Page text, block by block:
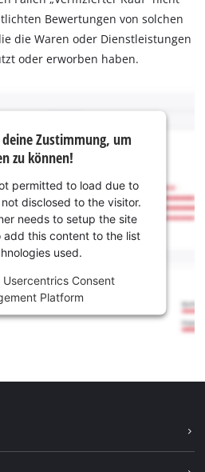
Bewertungen von solchen
die Waren oder Dienstleistungen
oder erworben haben.
Zustimmung, um
zu können!
permitted to load due to
disclosed to the visitor.
needs to setup the site
add this content to the list
used.
Usercentrics Consent
Platform